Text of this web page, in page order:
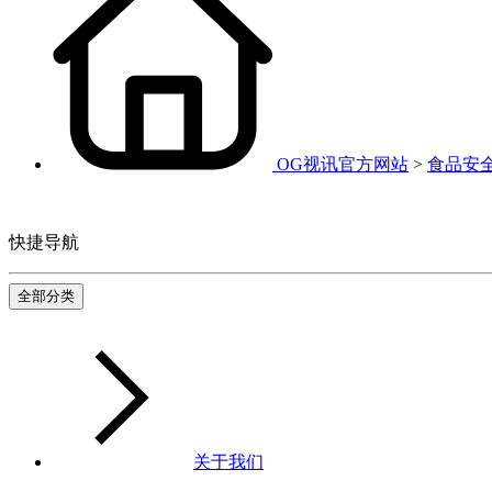
OG视讯官方网站 > 食品安
快捷导航
全部分类
关于我们